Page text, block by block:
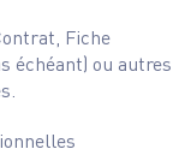
Fiche
échéant) ou autres